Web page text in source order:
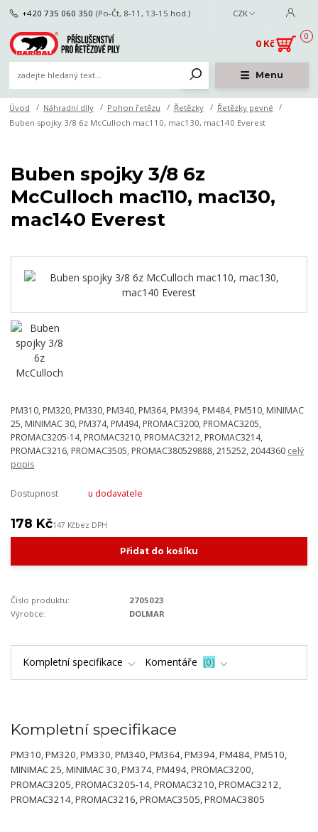
Menu
CZK
+420 735 060 350 (Po-Čt, 8-11, 13-15 hod.)
0
0 Kč
Úvod Náhradní díly Pohon řetězu Řetězky
Řetězky pevné
Buben spojky 3/8 6z McCulloch mac110, mac130, mac140 Everest
Buben spojky 3/8 6z
McCulloch mac110, mac130,
mac140 Everest
PM310, PM320, PM330, PM340, PM364, PM394, PM484, PM510, MINIMAC
25, MINIMAC 30, PM374, PM494, PROMAC3200, PROMAC3205,
PROMAC3205-14, PROMAC3210, PROMAC3212, PROMAC3214,
PROMAC3216, PROMAC3505, PROMAC380529888, 215252, 2044360 celý
popis
Dostupnost u dodavatele
178 Kč147 Kčbez DPH
Přidat do košíku
Číslo produktu:
2705023
Výrobce:
DOLMAR
Kompletní specifikace Komentáře 0
Kompletní specifikace
PM310, PM320, PM330, PM340, PM364, PM394, PM484, PM510,
MINIMAC 25, MINIMAC 30, PM374, PM494, PROMAC3200,
PROMAC3205, PROMAC3205-14, PROMAC3210, PROMAC3212,
PROMAC3214, PROMAC3216, PROMAC3505, PROMAC3805